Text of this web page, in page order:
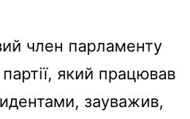
член парламенту
який працював
зауважив,